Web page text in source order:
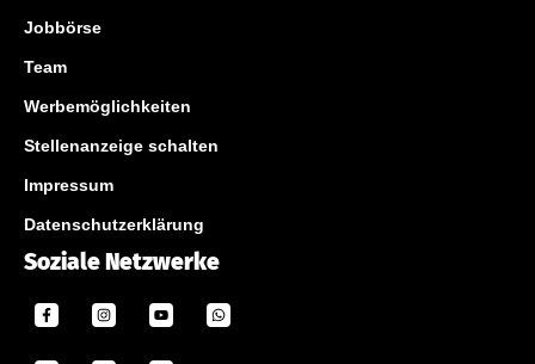
Jobbörse
Team
Werbemöglichkeiten
Stellenanzeige schalten
Impressum
Datenschutzerklärung
Soziale Netzwerke